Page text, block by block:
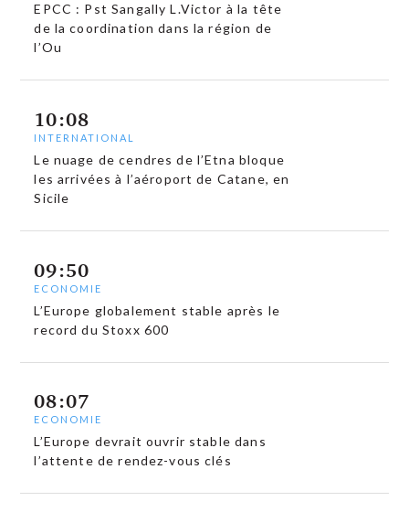
EPCC : Pst Sangally L.Victor à la tête
de la coordination dans la région de
l’Ou
10:08
INTERNATIONAL
Le nuage de cendres de l’Etna bloque
les arrivées à l’aéroport de Catane, en
Sicile
09:50
ECONOMIE
L’Europe globalement stable après le
record du Stoxx 600
08:07
ECONOMIE
L’Europe devrait ouvrir stable dans
l’attente de rendez-vous clés